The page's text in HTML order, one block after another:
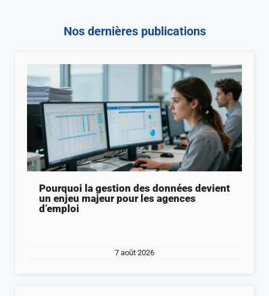
Nos dernières publications
Pourquoi la gestion des données devient
un enjeu majeur pour les agences
d’emploi
7 août 2026